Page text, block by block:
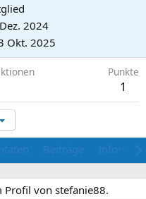
2024
Okt. 2025
Punkte
1
Beiträge
Profil von stefanie88.